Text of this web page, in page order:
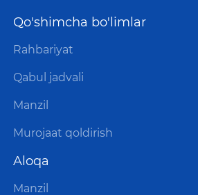
Qo'shimcha bo'limlar
Rahbariyat
Qabul jadvali
Manzil
Murojaat qoldirish
Aloqa
Manzil